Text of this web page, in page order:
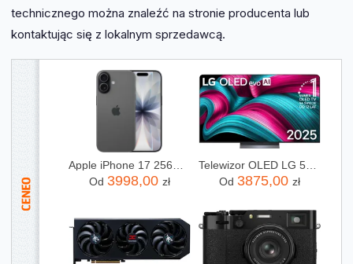
technicznego można znaleźć na stronie producenta lub
kontaktując się z lokalnym sprzedawcą.
Od 3998,00 zł
Telewizor OLED LG 55C54LA 55 cali 4K UHD
Od 3875,00 zł